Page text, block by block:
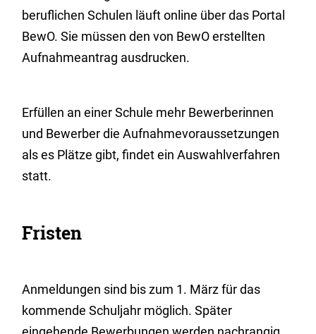
beruflichen Schulen läuft online über das Portal
BewO. Sie müssen den von BewO erstellten
Aufnahmeantrag ausdrucken.
Erfüllen an einer Schule mehr Bewerberinnen
und Bewerber die Aufnahmevoraussetzungen
als es Plätze gibt, findet ein Auswahlverfahren
statt.
Fristen
Anmeldungen sind bis zum 1. März für das
kommende Schuljahr möglich. Später